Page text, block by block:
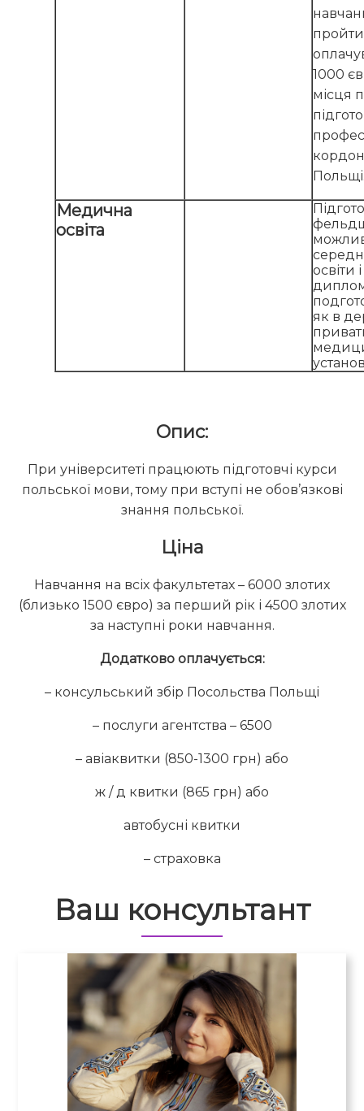
пройти
1000
місця
Медична
освіта
освіти
як в
Опис:
При університеті працюють підготовчі курси
польської мови, тому при вступі не обов’язкові
знання польської.
Ціна
Навчання на всіх факультетах – 6000 злотих
(близько 1500 євро) за перший рік і 4500 злотих
за наступні роки навчання.
Додатково оплачується:
– консульський збір Посольства Польщі
– послуги агентства – 6500
– авіаквитки (850-1300 грн) або
ж / д квитки (865 грн) або
автобусні квитки
– страховка
Ваш консультант